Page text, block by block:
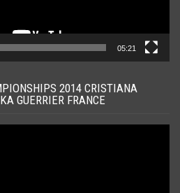
05:21
2014 CRISTIANA
GUERRIER FRANCE